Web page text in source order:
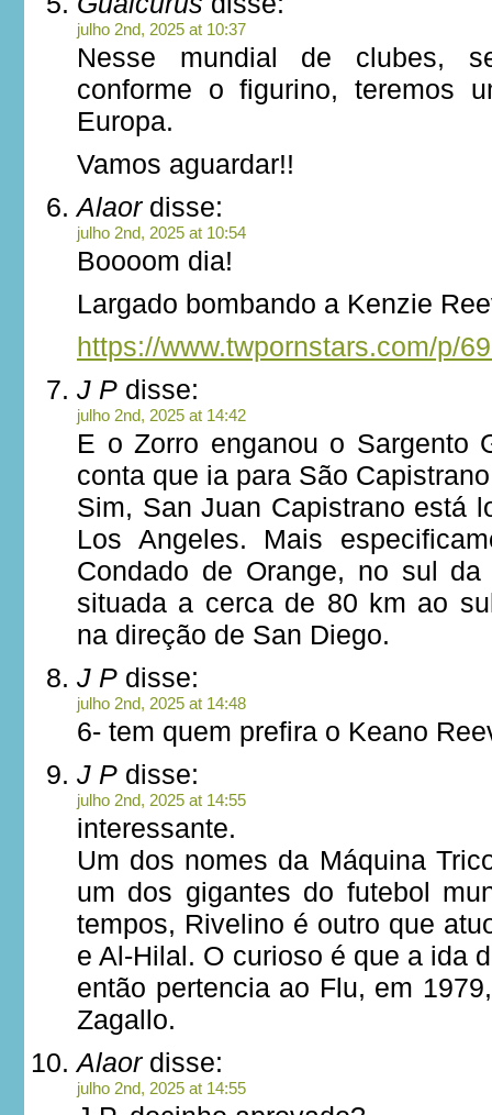
julho 2nd, 2025 at 10:37
Nesse mundial de clubes,
conforme o figurino, teremos
Europa.
Vamos aguardar!!
Alaordisse:
julho 2nd, 2025 at 10:54
Boooom dia!
Largado bombando a Kenzie
https://www.twpornstars.com/p/
J P disse:
julho 2nd, 2025 at 14:42
E o Zorro enganou o Sargento
conta que ia para São
Sim, San Juan Capistrano está
Los Angeles. Mais
Condado de Orange, no sul
situada a cerca de 80 km ao
na direção de San Diego.
J P disse:
julho 2nd, 2025 at 14:48
6- tem quem prefira o Keano
J P disse:
julho 2nd, 2025 at 14:55
interessante.
Um dos nomes da Máquina
um dos gigantes do futebol
tempos, Rivelino é outro que
e Al-Hilal. O curioso é que a ida
então pertencia ao Flu, em
Zagallo.
Alaordisse:
julho 2nd, 2025 at 14:55